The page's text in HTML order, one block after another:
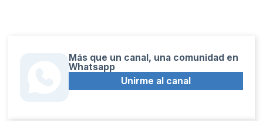
Más que un canal, una comunidad en
Whatsapp
Unirme al canal